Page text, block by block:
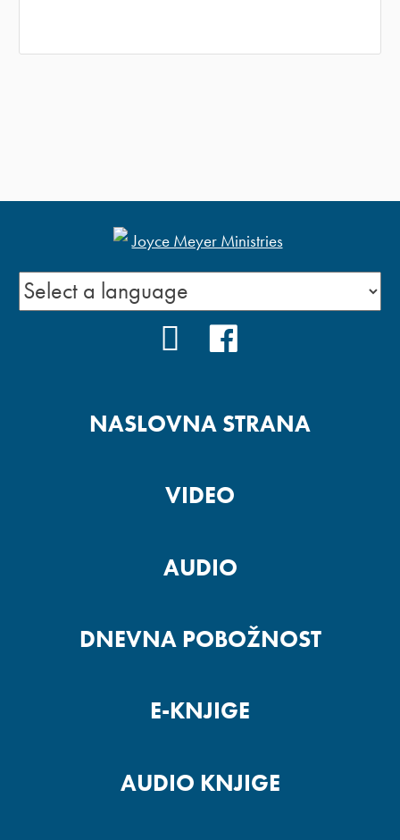
YOUTUBE
NASLOVNA STRANA
VIDEO
AUDIO
DNEVNA POBOŽNOST
E-KNJIGE
AUDIO KNJIGE